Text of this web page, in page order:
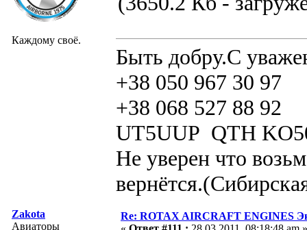
Каждому своё.
Быть добру.С
+38 050 967 30 97
+38 068 527 88 92
UT5UUP QTH
Не уверен что
Zakota
Авиаторы
Re: ROTAX AIRCRAFT ENGINES